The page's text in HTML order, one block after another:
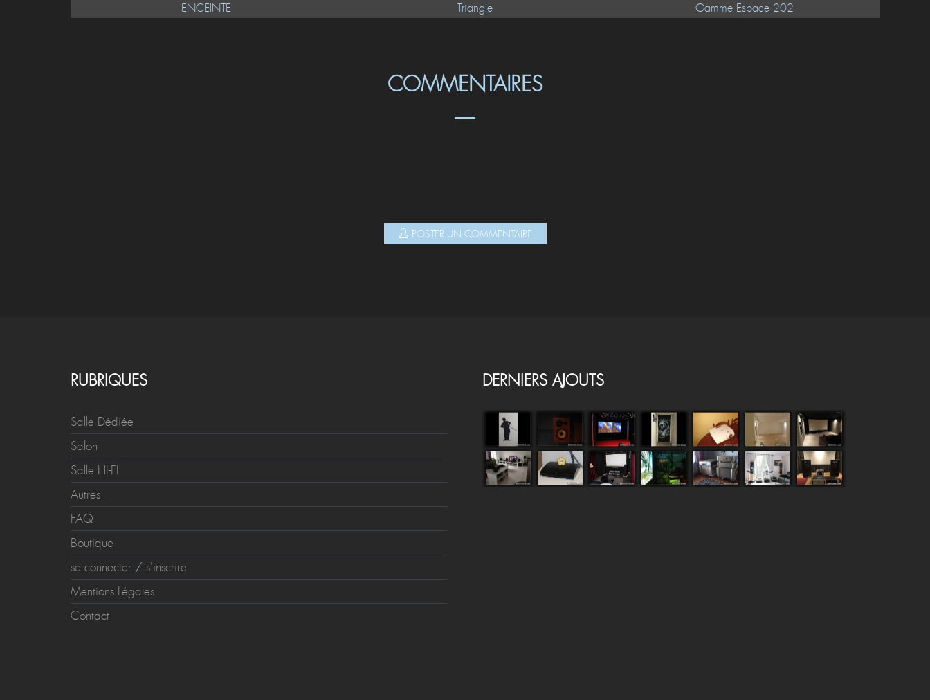
ENCEINTE
Triangle Gamme Espace 202
COMMENTAIRES
POSTER UN COMMENTAIRE
RUBRIQUES
Salle Dédiée
Salon
Salle HI-FI
Autres
FAQ
Boutique
se connecter / s'inscrire
Mentions Légales
Contact
DERNIERS AJOUTS